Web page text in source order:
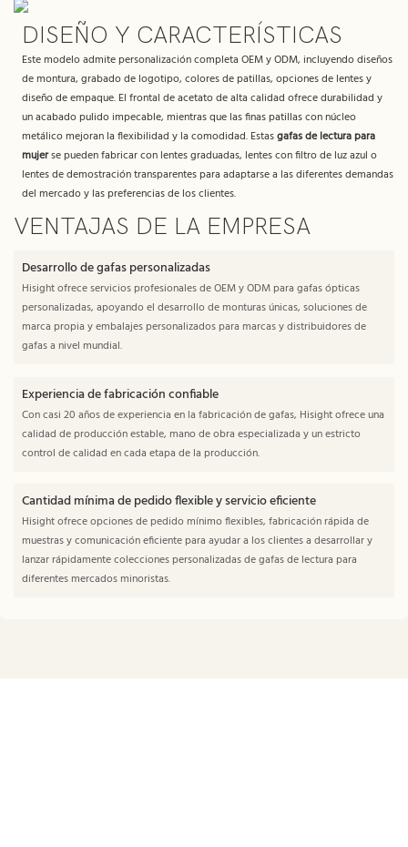
DISEÑO Y CARACTERÍSTICAS
Este modelo admite personalización completa OEM y ODM, incluyendo diseños
de montura, grabado de logotipo, colores de patillas, opciones de lentes y
diseño de empaque. El frontal de acetato de alta calidad ofrece durabilidad y
un acabado pulido impecable, mientras que las finas patillas con núcleo
metálico mejoran la flexibilidad y la comodidad. Estasgafas de lectura para
mujerse pueden fabricar con lentes graduadas, lentes con filtro de luz azul o
lentes de demostración transparentes para adaptarse a las diferentes demandas
del mercado y las preferencias de los clientes.
VENTAJAS DE LA EMPRESA
Desarrollo de gafas personalizadas
Hisight ofrece servicios profesionales de OEM y ODM para gafas ópticas
personalizadas, apoyando el desarrollo de monturas únicas, soluciones de
marca propia y embalajes personalizados para marcas y distribuidores de
gafas a nivel mundial.
Experiencia de fabricación confiable
Con casi 20 años de experiencia en la fabricación de gafas, Hisight ofrece una
calidad de producción estable, mano de obra especializada y un estricto
control de calidad en cada etapa de la producción.
Cantidad mínima de pedido flexible y servicio eficiente
Hisight ofrece opciones de pedido mínimo flexibles, fabricación rápida de
muestras y comunicación eficiente para ayudar a los clientes a desarrollar y
lanzar rápidamente colecciones personalizadas de gafas de lectura para
diferentes mercados minoristas.